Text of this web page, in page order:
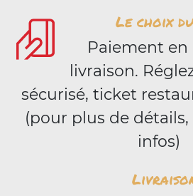
Le choix
Paiement en
livraison.
sécurisé, ticket
(pour plus de
infos)